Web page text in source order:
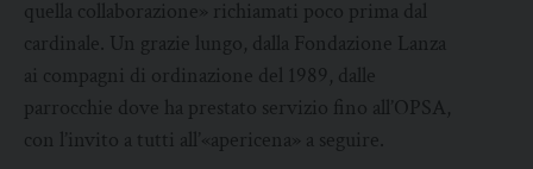
quella collaborazione» richiamati poco prima dal
cardinale. Un grazie lungo, dalla Fondazione Lanza
ai compagni di ordinazione del 1989, dalle
parrocchie dove ha prestato servizio fino all’OPSA,
con l’invito a tutti all’«apericena» a seguire.